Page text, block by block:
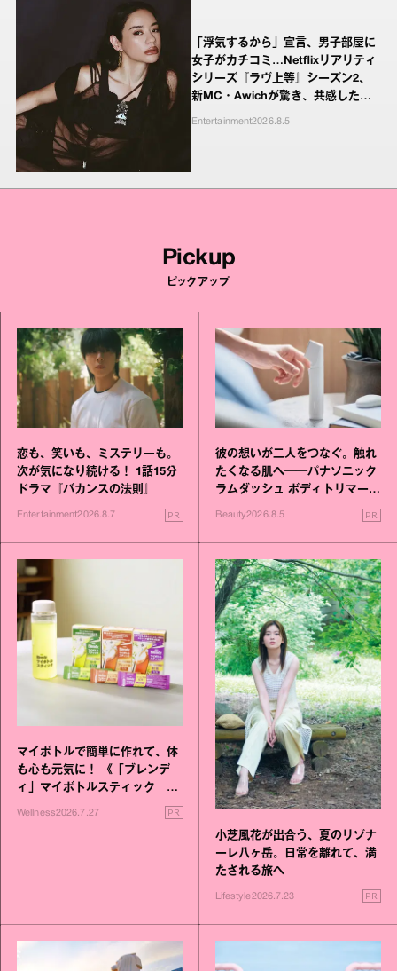
「浮気するから」宣言、男子部屋に
女子がカチコミ…Netflixリアリティ
シリーズ『ラヴ上等』シーズン2、
新MC・Awichが驚き、共感したヤ
Entertainment2026.8.5
Pickup
ピックアップ
恋も、笑いも、ミステリーも。
次が気になり続ける！ 1話15分
ドラマ『バカンスの法則』
Entertainment2026.8.7 PR
彼の想いが二人をつなぐ。触れ
たくなる肌へ──パナソニック
ラムダッシュ ボディトリマーが
Beauty2026.8.5 PR
マイボトルで簡単に作れて、体
も心も元気に！ 《「ブレンデ
ィ」マイボトルスティック い
いこと毎日》シリーズが誕生
Wellness2026.7.27 PR
小芝風花が出合う、夏のリゾナ
ーレ八ヶ岳。日常を離れて、満
たされる旅へ
Lifestyle2026.7.23 PR